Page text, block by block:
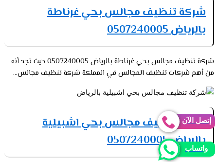
شركة تنظيف مجالس بحي غرناطة
بالرياض 0507240005
شركة تنظيف مجالس بحي غرناطة بالرياض 0507240005 حيث تجد أنه
من أهم شركات تنظيف المجالس في المملكة شركة تنظيف مجالس...
شركة تنظيف مجالس بحي اشبيلية
بالرياض 0507240005
إتصل الآن
واتساب